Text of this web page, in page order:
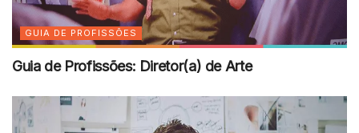
GUIA DE PROFISSÕES
Guia de Profissões: Diretor(a) de Arte